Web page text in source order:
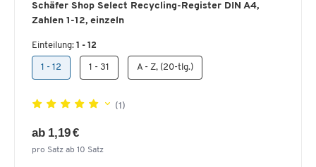
Schäfer Shop Select Recycling-Register DIN A4,
Zahlen 1-12, einzeln
Einteilung: 1 - 12
1 - 12 1 - 31 A - Z, (20-tlg.)
(1)
ab 1,19 €
pro Satz ab 10 Satz